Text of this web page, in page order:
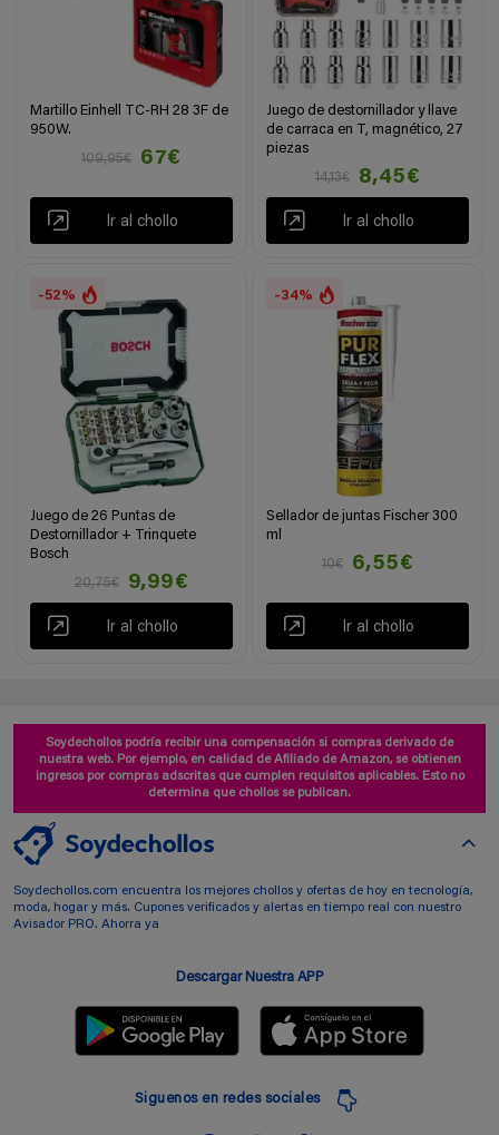
Martillo Einhell TC-RH 28 3F de
950W.
109,95€
67€
Ir al chollo
Juego de destornillador y llave
de carraca en T, magnético, 27
piezas
14,13€
8,45€
Ir al chollo
-52%
Juego de 26 Puntas de
Destornillador + Trinquete
Bosch
20,75€
9,99€
Ir al chollo
-34%
Sellador de juntas Fischer 300
ml
10€
6,55€
Ir al chollo
Soydechollos podría recibir una compensación si compras derivado de
nuestra web. Por ejemplo, en calidad de Afiliado de Amazon, se obtienen
ingresos por compras adscritas que cumplen requisitos aplicables. Esto no
determina que chollos se publican.
Soydechollos.com encuentra los mejores chollos y ofertas de hoy en tecnología,
moda, hogar y más. Cupones verificados y alertas en tiempo real con nuestro
Avisador PRO. Ahorra ya
Descargar Nuestra APP
Siguenos en redes sociales